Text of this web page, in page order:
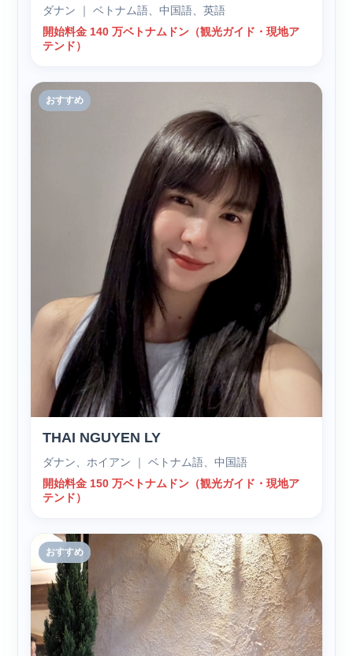
ダナン ｜ ベトナム語、中国語、英語
開始料金 140 万ベトナムドン（観光ガイド・現地ア
テンド）
おすすめ
THAI NGUYEN LY
ダナン、ホイアン ｜ ベトナム語、中国語
開始料金 150 万ベトナムドン（観光ガイド・現地ア
テンド）
おすすめ